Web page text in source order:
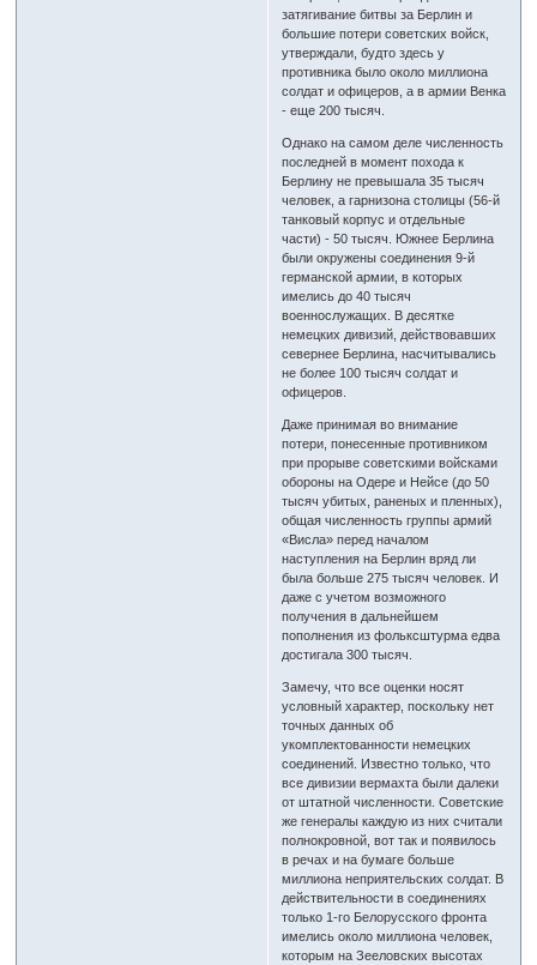
затягивание битвы за Берлин и
большие потери советских войск,
утверждали, будто здесь у
противника было около миллиона
солдат и офицеров, а в армии Венка
- еще 200 тысяч.
Однако на самом деле численность
последней в момент похода к
Берлину не превышала 35 тысяч
человек, а гарнизона столицы (56-й
танковый корпус и отдельные
части) - 50 тысяч. Южнее Берлина
были окружены соединения 9-й
германской армии, в которых
имелись до 40 тысяч
военнослужащих. В десятке
немецких дивизий, действовавших
севернее Берлина, насчитывались
не более 100 тысяч солдат и
офицеров.
Даже принимая во внимание
потери, понесенные противником
при прорыве советскими войсками
обороны на Одере и Нейсе (до 50
тысяч убитых, раненых и пленных),
общая численность группы армий
«Висла» перед началом
наступления на Берлин вряд ли
была больше 275 тысяч человек. И
даже с учетом возможного
получения в дальнейшем
пополнения из фольксштурма едва
достигала 300 тысяч.
Замечу, что все оценки носят
условный характер, поскольку нет
точных данных об
укомплектованности немецких
соединений. Известно только, что
все дивизии вермахта были далеки
от штатной численности. Советские
же генералы каждую из них считали
полнокровной, вот так и появилось
в речах и на бумаге больше
миллиона неприятельских солдат. В
действительности в соединениях
только 1-го Белорусского фронта
имелись около миллиона человек,
которым на Зееловских высотах